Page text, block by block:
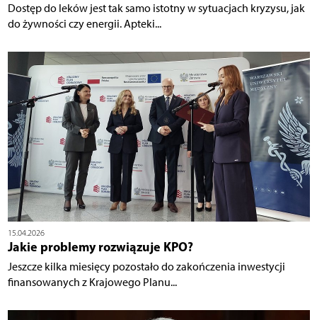
Dostęp do leków jest tak samo istotny w sytuacjach kryzysu, jak
do żywności czy energii. Apteki...
15.04.2026
Jakie problemy rozwiązuje KPO?
Jeszcze kilka miesięcy pozostało do zakończenia inwestycji
finansowanych z Krajowego Planu...